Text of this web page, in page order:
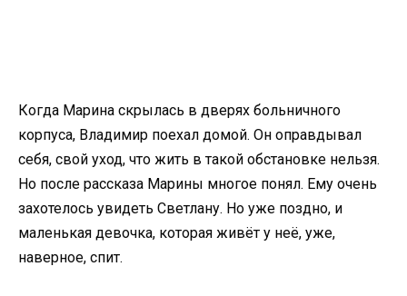
Когда Марина скрылась в дверях больничного
корпуса, Владимир поехал домой. Он оправдывал
себя, свой уход, что жить в такой обстановке нельзя.
Но после рассказа Марины многое понял. Ему очень
захотелось увидеть Светлану. Но уже поздно, и
маленькая девочка, которая живёт у неё, уже,
наверное, спит.